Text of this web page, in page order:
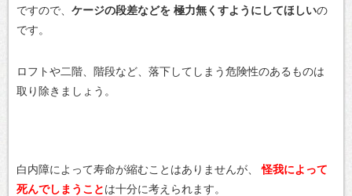
ですので、 ケージの段差などを 極力無くすようにしてほしいの
です。
ロフトや二階、階段など、落下してしまう危険性のあるものは
取り除きましょう。
白内障によって寿命が縮むことはありませんが、
怪我によって
死んでしまうことは十分に考えられます。